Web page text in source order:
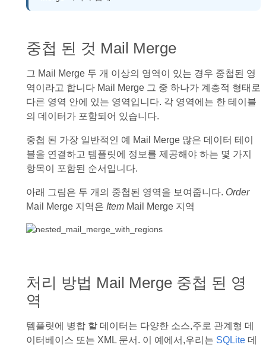
중첩 된 것 Mail Merge
그 Mail Merge 두 개 이상의 영역이 있는 경우 중첩된 영
역이라고 합니다 Mail Merge 그 중 하나가 계층적 형태로
다른 영역 안에 있는 영역입니다. 각 영역에는 한 테이블
의 데이터가 포함되어 있습니다.
중첩 된 가장 일반적인 예 Mail Merge 많은 데이터 테이
블을 연결하고 템플릿에 정보를 제공해야 하는 몇 가지
항목이 포함된 순서입니다.
아래 그림은 두 개의 중첩된 영역을 보여줍니다. Order
Mail Merge 지역은 ItemMail Merge 지역
처리 방법 Mail Merge 중첩 된 영
역
템플릿에 병합 할 데이터는 다양한 소스,주로 관계형 데
이터베이스 또는 XML 문서. 이 예에서,우리는 SQLite데